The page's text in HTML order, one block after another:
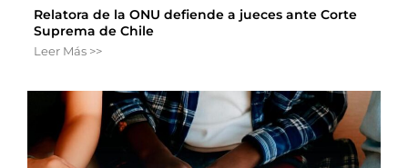
Relatora de la ONU defiende a jueces ante Corte
Suprema de Chile
Leer Más >>